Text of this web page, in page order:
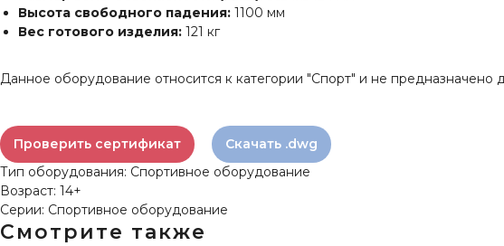
Высота свободного падения: 1100 мм
Вес готового изделия: 121 кг
Данное оборудование относится к категории "Спорт" и не предназначено
Проверить сертификат
Скачать .dwg
Тип оборудования: Спортивное оборудование
Возраст: 14+
Серии: Спортивное оборудование
Смотрите также